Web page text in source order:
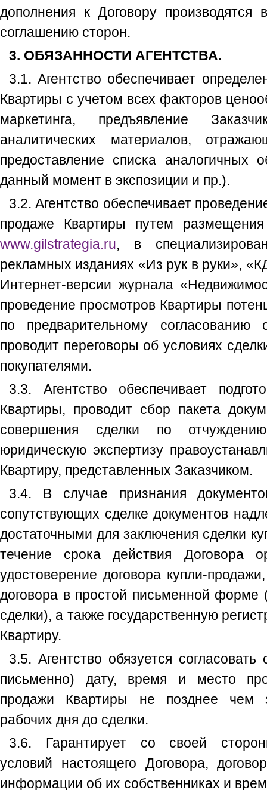
дополнения к Договору
соглашению сторон.
3. ОБЯЗАННОСТИ АГЕНТСТВА.
3.1. Агентство обеспечивает
Квартиры с учетом всех факторов
маркетинга, предъявление
аналитических материалов,
предоставление списка аналогичных
данный момент в экспозиции и пр.).
3.2. Агентство обеспечивает
продаже Квартиры путем
www.gilstrategia.ru, в
рекламных изданиях «Из рук в руки»,
Интернет-версии журнала
проведение просмотров Квартиры
по предварительному
проводит переговоры об условиях
покупателями.
3.3. Агентство обеспечивает
Квартиры, проводит сбор пакета
совершения сделки по
юридическую экспертизу
Квартиру, представленных Заказчиком.
3.4. В случае признания
сопутствующих сделке документов
достаточными для заключения сделки
течение срока действия Договора
удостоверение договора купли-
договора в простой письменной форме
сделки), а также государственную
Квартиру.
3.5. Агентство обязуется
письменно) дату, время и место
продажи Квартиры не позднее чем
рабочих дня до сделки.
3.6. Гарантирует со своей
условий настоящего Договора,
информации об их собственниках и